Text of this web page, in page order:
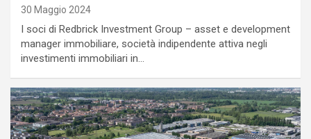
30 Maggio 2024
I soci di Redbrick Investment Group – asset e development
manager immobiliare, società indipendente attiva negli
investimenti immobiliari in…